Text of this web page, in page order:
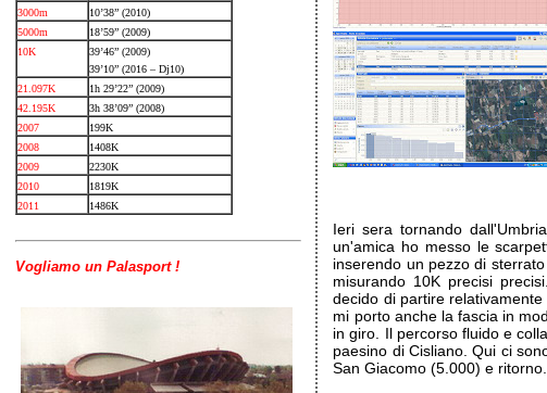
3000m
10’38” (2010)
5000m
18’59” (2009)
10K
39’46” (2009)
39’10” (2016 – Dj10)
21.097K
1h 29’22” (2009)
42.195K
3h 38’09” (2008)
2007
199K
2008
1408K
2009
2230K
2010
1819K
2011
1486K
Vogliamo un Palasport !
Ieri sera tornando
un'amica ho messo le
inserendo un pezzo di
misurando 10K precisi
decido di partire
mi porto anche la fascia in
in giro. Il percorso fluido e
paesino di Cisliano. Qui ci
San Giacomo (5.000) e ritorno.